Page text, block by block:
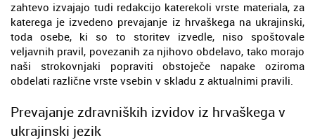
zahtevo izvajajo tudi redakcijo katerekoli vrste materiala, za
katerega je izvedeno prevajanje iz hrvaškega na ukrajinski,
toda osebe, ki so to storitev izvedle, niso spoštovale
veljavnih pravil, povezanih za njihovo obdelavo, tako morajo
naši strokovnjaki popraviti obstoječe napake oziroma
obdelati različne vrste vsebin v skladu z aktualnimi pravili.
Prevajanje zdravniških izvidov iz hrvaškega v
ukrajinski jezik